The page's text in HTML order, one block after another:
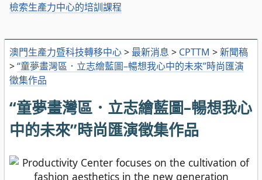
澳門生產力暨科技轉移中心> 最新消息 > CPTTM >新聞稿
>“童夢畫灣區．立志繪藍圖–暢想我心中的未來”時尚匯演
徵集作品
“童夢畫灣區．立志繪藍圖–暢想我心
中的未來”時尚匯演徵集作品
檢索生產力中心的培訓課程